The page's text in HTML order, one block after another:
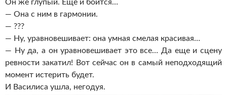
Он же глупый. Ещё и боится…
— Она с ним в гармонии.
— ???
— Ну, уравновешивает: она умная смелая красивая…
— Ну да, а он уравновешивает это все… Да еще и сцену
ревности закатил! Вот сейчас он в самый неподходящий
момент истерить будет.
И Василиса ушла, негодуя.